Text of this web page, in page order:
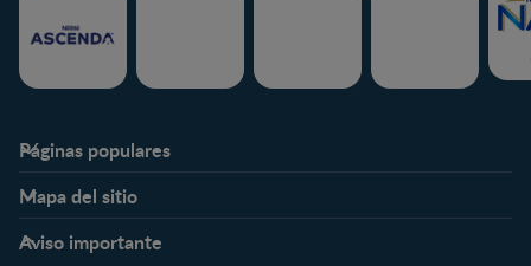
Páginas populares
Expertos en Nutrición
Preguntas Frecuentes
Mapa del sitio
Preconcepción
Aviso importante